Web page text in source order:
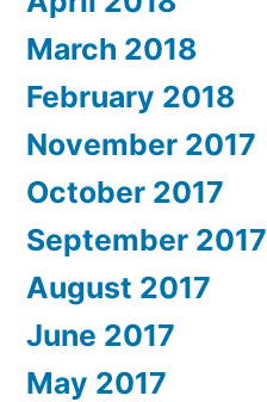
March 2018
February 2018
November 2017
October 2017
September 2017
August 2017
June 2017
May 2017